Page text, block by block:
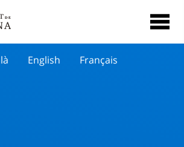
English Français